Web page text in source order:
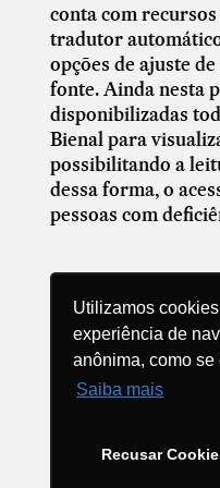
Utilizamos
experiência de
anônima, como se
Saiba mais
Recusar
conta com
tradutor
opções de ajuste
fonte. Ainda nesta
disponibilizadas
Bienal para
possibilitando a
dessa forma, o
pessoas com
Compartilhe